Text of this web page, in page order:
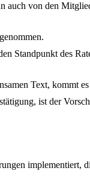
auch von den
Standpunkt des
Text, kommt
ist der
implementiert,